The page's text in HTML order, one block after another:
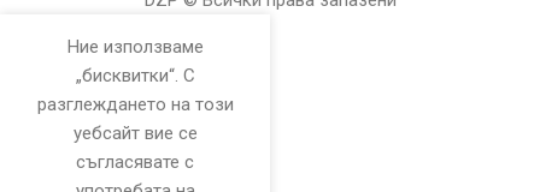
Ние използваме
„бисквитки“. С
разглеждането на този
уебсайт вие се
съгласявате с